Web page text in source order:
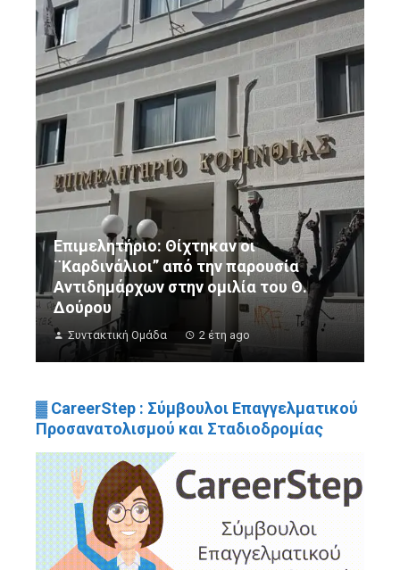
Επιμελητήριο: Θίχτηκαν οι
¨Καρδινάλιοι” από την παρουσία
Αντιδημάρχων στην ομιλία του Θ.
Δούρου
Συντακτική Ομάδα 2 έτη ago
▓ CareerStep : Σύμβουλοι Επαγγελματικού
Προσανατολισμού και Σταδιοδρομίας